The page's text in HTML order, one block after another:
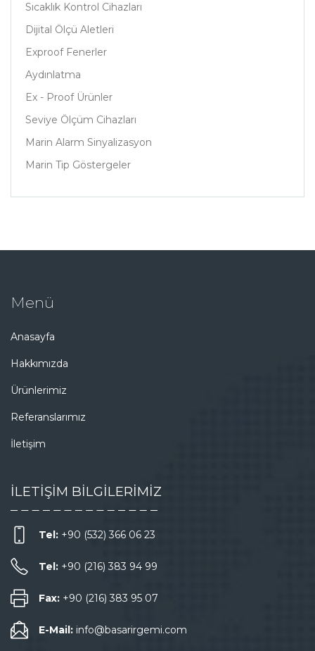
Sıcaklık Kontrol Cihazları
Dijital Ölçü Aletleri
Exproof Fenerler
Aydınlatma
Ex - Proof Ürünler
Seviye Ölçüm Cihazları
Marin Alarm Sinyalizasyon
Marin Tip Göstergeler
Menü
Anasayfa
Hakkımızda
Ürünlerimiz
Referanslarımız
İletişim
İLETİŞİM BİLGİLERİMİZ
Tel: +90 (532) 366 06 23
Tel: +90 (216) 383 94 99
Fax: +90 (216) 383 95 07
E-Mail: info@basarirgemi.com